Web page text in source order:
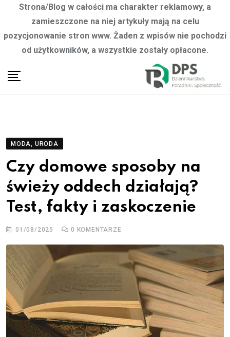
Strona/Blog w całości ma charakter reklamowy, a
zamieszczone na niej artykuły mają na celu
pozycjonowanie stron www. Żaden z wpisów nie pochodzi
od użytkowników, a wszystkie zostały opłacone.
MODA, URODA
Czy domowe sposoby na
świeży oddech działają?
Test, fakty i zaskoczenie
01/08/2025 0 KOMENTARZE